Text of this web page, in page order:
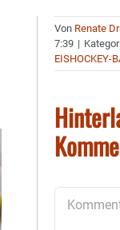
Von Renate
7:39 |
EISHOCKEY-